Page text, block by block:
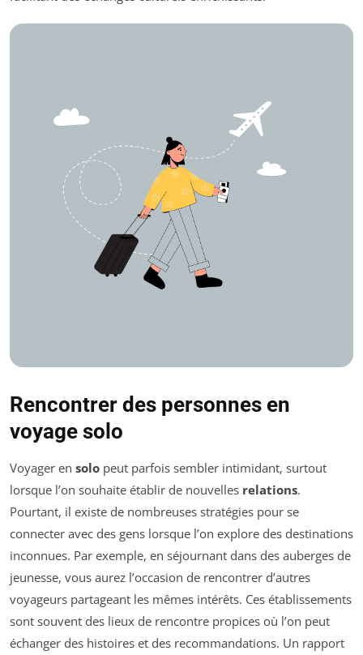
Rencontrer des personnes en
voyage solo
Voyager en solo peut parfois sembler intimidant, surtout
lorsque l’on souhaite établir de nouvelles relations.
Pourtant, il existe de nombreuses stratégies pour se
connecter avec des gens lorsque l’on explore des destinations
inconnues. Par exemple, en séjournant dans des auberges de
jeunesse, vous aurez l’occasion de rencontrer d’autres
voyageurs partageant les mêmes intérêts. Ces établissements
sont souvent des lieux de rencontre propices où l’on peut
échanger des histoires et des recommandations. Un rapport